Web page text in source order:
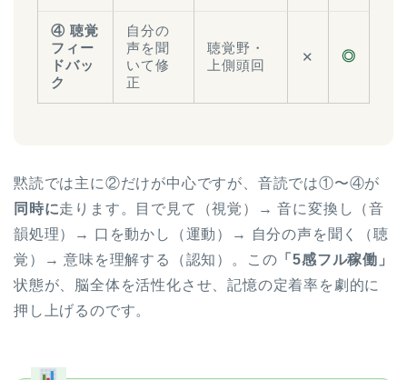
④ 聴覚
フィー
ドバッ
ク
自分の
声を聞
いて修
正
聴覚野・
上側頭回
✕ ◎
黙読では主に②だけが中心ですが、音読では①〜④が
同時に走ります。目で見て（視覚）→ 音に変換し（音
韻処理）→ 口を動かし（運動）→ 自分の声を聞く（聴
覚）→ 意味を理解する（認知）。この 「5感フル稼働」
状態が、脳全体を活性化させ、記憶の定着率を劇的に
押し上げるのです。